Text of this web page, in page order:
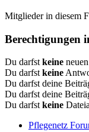
Mitglieder in diesem
Berechtigungen
Du darfst keine
Du darfst keine
Du darfst deine
Du darfst deine
Du darfst keine
Pflegenetz